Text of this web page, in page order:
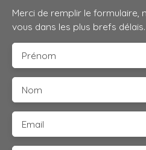
Merci de remplir le formulaire,
vous dans les plus brefs délais.
Prénom
Nom
Email